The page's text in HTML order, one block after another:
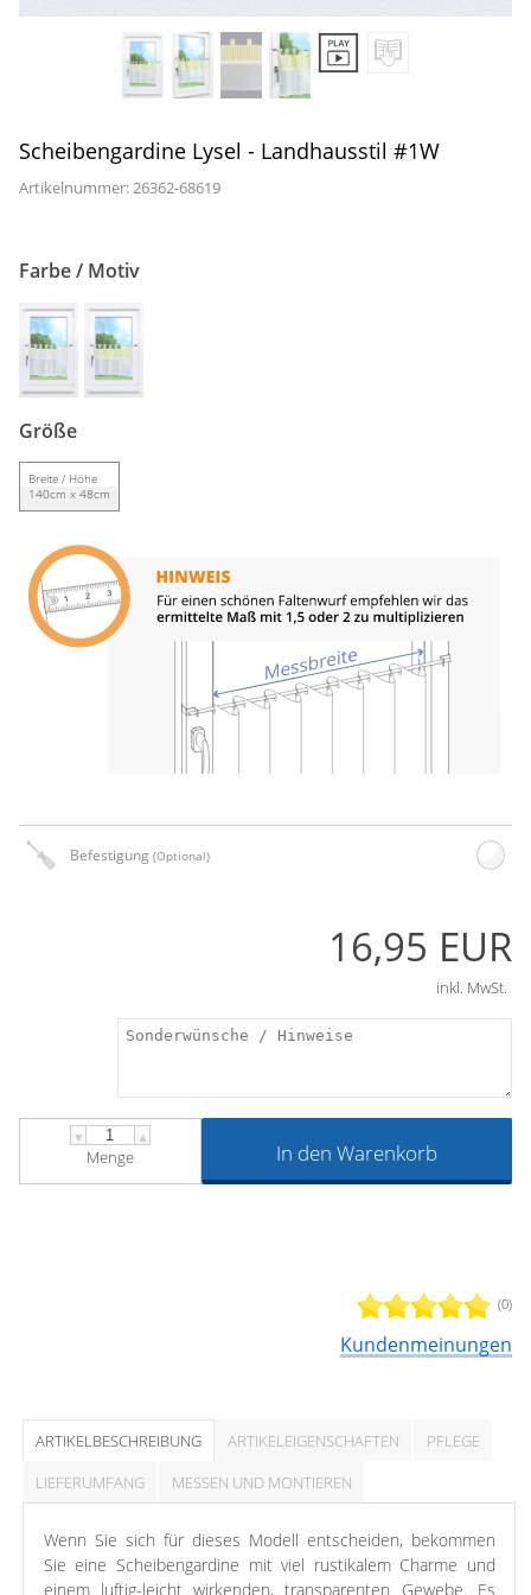
Gardinenstange
Scheibengardine Lysel - Landhausstil #1W
Artikelnummer: 26362-68619
Farbe / Motiv
Größe
Breite / Höhe
140cm x 48cm
Befestigung (Optional)
(0)
Kundenmeinungen
16,95 EUR
inkl. MwSt.
▼ ▲
Menge In den Warenkorb
ARTIKELBESCHREIBUNG ARTIKELEIGENSCHAFTEN
PFLEGE
LIEFERUMFANG
MESSEN UND MONTIEREN
Wenn Sie sich für dieses Modell entscheiden, bekommen
Sie eine Scheibengardine mit viel rustikalem Charme und
einem luftig-leicht wirkenden, transparenten Gewebe. Es